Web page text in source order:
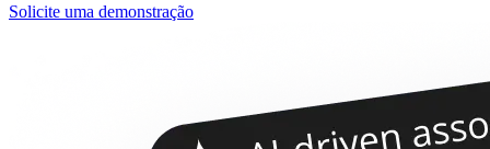
Solicite uma demonstração